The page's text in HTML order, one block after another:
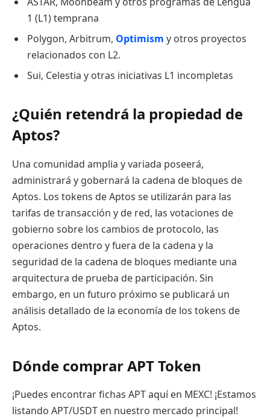
1 (L1) temprana
Polygon, Arbitrum, Optimism y otros proyectos
relacionados con L2.
Sui, Celestia y otras iniciativas L1 incompletas
¿Quién retendrá la propiedad de
Aptos?
Una comunidad amplia y variada poseerá,
administrará y gobernará la cadena de bloques de
Aptos. Los tokens de Aptos se utilizarán para las
tarifas de transacción y de red, las votaciones de
gobierno sobre los cambios de protocolo, las
operaciones dentro y fuera de la cadena y la
seguridad de la cadena de bloques mediante una
arquitectura de prueba de participación. Sin
embargo, en un futuro próximo se publicará un
análisis detallado de la economía de los tokens de
Aptos.
Dónde comprar APT Token
¡Puedes encontrar fichas APT aquí en MEXC! ¡Estamos
listando APT/USDT en nuestro mercado principal!